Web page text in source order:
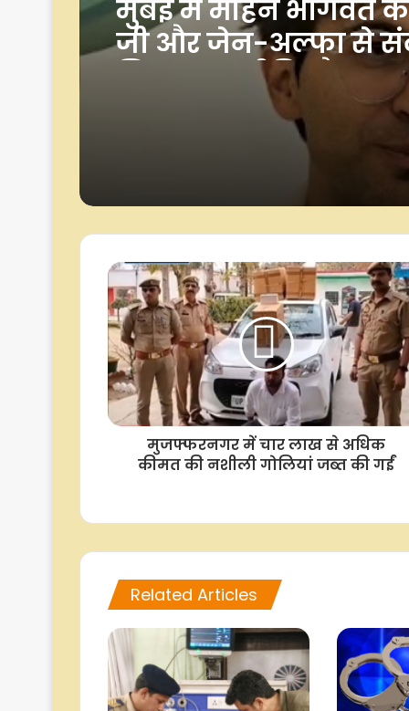
मुंबई में मोहन भागवत
जी और जेन-अल्फा से
शिक्षा, राजनीति और
पर खुलकर हुई चर्चा
मुजफ्फरनगर में चार लाख से अधिक
कीमत की नशीली गोलियां जब्त की गईं
Related Articles